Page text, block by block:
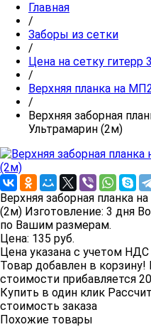
Главная
/
Заборы из сетки
/
Цена на сетку гитерр
/
Верхняя планка на
/
Верхняя заборная
Ультрамарин (2м)
Верхняя заборная планка
(2м) Изготовление: 3 дня
по Вашим размерам.
Цена: 135 руб.
Цена указана с учетом НДС
Товар добавлен в корзину!
стоимости прибавляется
Купить в один клик
стоимость заказа
Похожие товары